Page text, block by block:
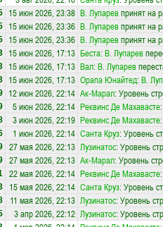
15 июн 2026, 23:38 В. Лупаревпринят на
15 июн 2026, 23:36 В. Лупаревпринят на
15 июн 2026, 23:36 В. Лупаревпринят на
15 июн 2026, 17:13 Беста: В. Лупарев
15 июн 2026, 17:13 Вал: В. Лупарев
15 июн 2026, 17:13 Орапа Юнайтед: В.
12 июн 2026, 22:14 Ак-Марал: Уровень
5 июн 2026, 22:14 Реквинс Де Махавасте
3 июн 2026, 22:19 Реквинс Де Махавасте
1 июн 2026, 22:14 Санта Круз: Уровень
27 мая 2026, 22:13 Лузинатос: Уровень
27 мая 2026, 22:13 Ак-Марал: Уровень
22 мая 2026, 22:14 Реквинс Де Махавасте
15 мая 2026, 22:14 Санта Круз: Уровень
11 мая 2026, 22:13 Лузинатос: Уровень
3 апр 2026, 22:12 Лузинатос: Уровень